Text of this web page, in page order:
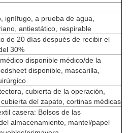
ignífugo, a prueba de agua,
antiestático, respirable
de 20 días después de recibir el
30%
disponible médico/de la
disponible, mascarilla,
cubierta de la operación,
del zapato, cortinas médicas
casera: Bolsos de las
almacenamiento, mantel/papel